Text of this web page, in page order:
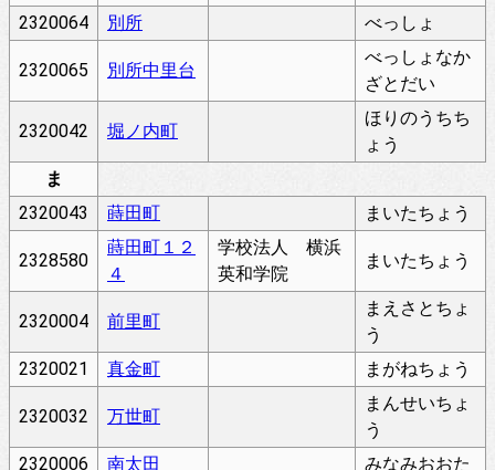
2320064
別所 べっしょ
2320065 別所中里台
べっしょなか
ざとだい
2320042 堀ノ内町
ほりのうちち
ょう
ま
2320043
蒔田町 まいたちょう
2328580
蒔田町１２
４
学校法人 横浜
英和学院
まいたちょう
2320004 前里町
まえさとちょ
う
2320021
真金町 まがねちょう
2320032 万世町
まんせいちょ
う
2320006
南太田 みなみおおた